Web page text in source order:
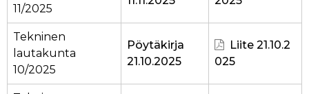
11/2025
Tekninen
lautakunta
10/2025
Pöytäkirja
21.10.2025
Liite 21.10.2
025